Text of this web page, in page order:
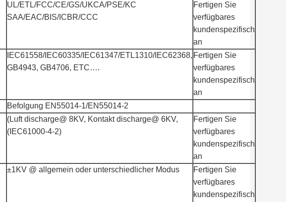
UL/ETL/FCC/CE/GS/UKCA/PSE/KC
SAA/EAC/BIS/ICBR/CCC
Fertigen Sie
verfügbares
kundenspezifisch
an
IEC61558/IEC60335/IEC61347/ETL1310/IEC62368,
GB4943, GB4706, ETC….
Fertigen Sie
verfügbares
kundenspezifisch
an
Befolgung EN55014-1/EN55014-2
(Luft discharge@ 8KV, Kontakt discharge@ 6KV,
(IEC61000-4-2)
Fertigen Sie
verfügbares
kundenspezifisch
an
±1KV @ allgemein oder unterschiedlicher Modus
Fertigen Sie
verfügbares
kundenspezifisch